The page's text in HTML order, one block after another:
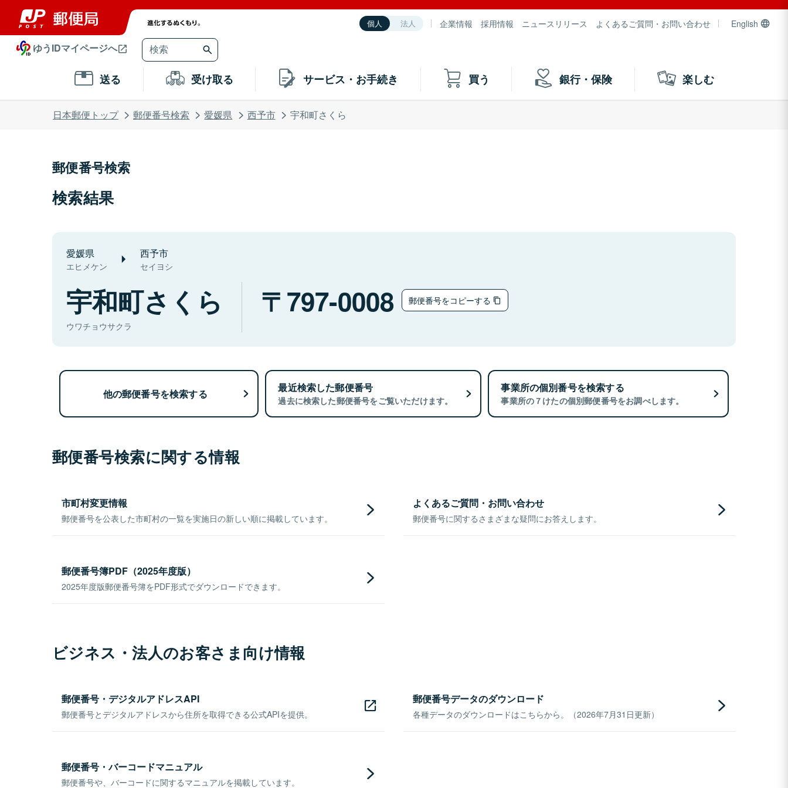
個人 法人 企業情報 採用情報 ニュースリリース よくあるご質問・お問い合わせ English
ゆうIDマイページへ
送る 受け取る サービス・お手続き 買う 銀行・保険 楽しむ
日本郵便トップ 郵便番号検索 愛媛県 西予市 宇和町さくら
郵便番号検索
検索結果
愛媛県
エヒメケン
西予市
セイヨシ
宇和町さくら
ウワチョウサクラ
797-0008 郵便番号をコピーする
他の郵便番号を検索する 最近検索した郵便番号
過去に検索した郵便番号をご覧いただけます。
事業所の個別番号を検索する
事業所の７けたの個別郵便番号をお調べします。
郵便番号検索に関する情報
市町村変更情報
郵便番号を公表した市町村の一覧を実施日の新しい順に掲載しています。
よくあるご質問・お問い合わせ
郵便番号に関するさまざまな疑問にお答えします。
郵便番号簿PDF（2025年度版）
2025年度版郵便番号簿をPDF形式でダウンロードできます。
ビジネス・法人のお客さま向け情報
郵便番号・デジタルアドレスAPI
郵便番号とデジタルアドレスから住所を取得できる公式APIを提供。
郵便番号データのダウンロード
各種データのダウンロードはこちらから。（2026年7月31日更新）
郵便番号・バーコードマニュアル
郵便番号や、バーコードに関するマニュアルを掲載しています。